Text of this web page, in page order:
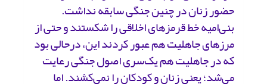
حضور زنان در چنین جنگی سابقه نداشت.
بنی‌امیه خط قرمزهای اخلاقی را شکستند و حتی از
مرزهای جاهلیت هم عبور کردند این، درحالی بود
که در جاهلیت هم یک‌سری‌ اصول جنگی رعایت
می‌شد؛ یعنی زنان و کودکان را نمی‌کشند. اما